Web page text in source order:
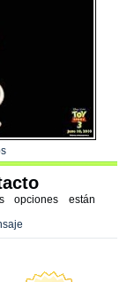
opciones están